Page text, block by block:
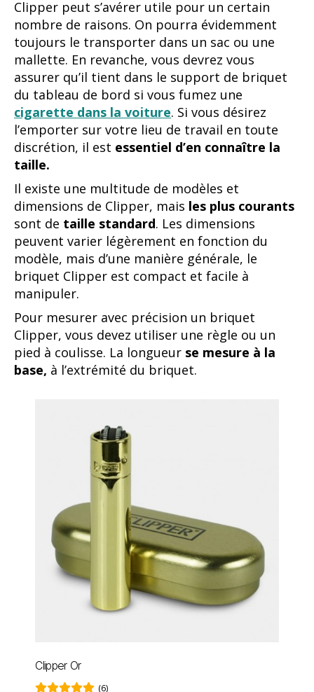
Clipper peut s’avérer utile pour un certain
nombre de raisons. On pourra évidemment
toujours le transporter dans un sac ou une
mallette. En revanche, vous devrez vous
assurer qu’il tient dans le support de briquet
du tableau de bord si vous fumez une
cigarette dans la voiture. Si vous désirez
l’emporter sur votre lieu de travail en toute
discrétion, il est essentiel d’en connaître la
taille.
Il existe une multitude de modèles et
dimensions de Clipper, mais les plus courants
sont de taille standard. Les dimensions
peuvent varier légèrement en fonction du
modèle, mais d’une manière générale, le
briquet Clipper est compact et facile à
manipuler.
Pour mesurer avec précision un briquet
Clipper, vous devez utiliser une règle ou un
pied à coulisse. La longueur se mesure à la
base, à l’extrémité du briquet.
Clipper Or
(6)